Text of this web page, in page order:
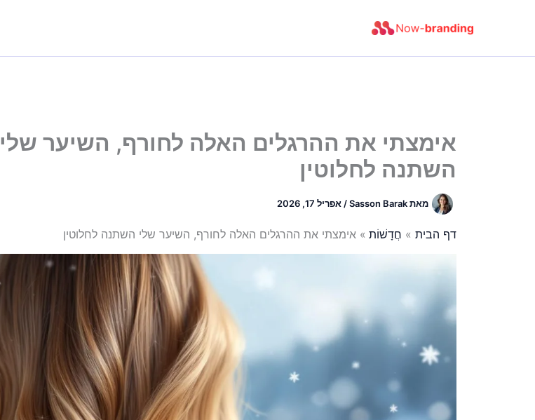
אימצתי את ההרגלים האלה לחורף, השיער שלי
השתנה לחלוטין
מאתSasson Barak
/ אפריל 17, 2026
דף הבית חֲדָשׁוֹת אימצתי את ההרגלים האלה לחורף, השיער שלי השתנה לחלוטין